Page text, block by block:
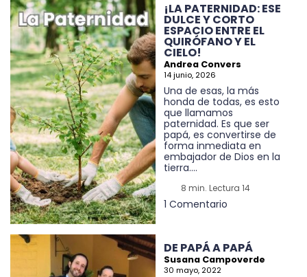
¡LA PATERNIDAD: ESE
DULCE Y CORTO
ESPACIO ENTRE EL
QUIRÓFANO Y EL
CIELO!
Andrea Convers
14 junio, 2026
Una de esas, la más
honda de todas, es esto
que llamamos
paternidad. Es que ser
papá, es convertirse de
forma inmediata en
embajador de Dios en la
tierra....
8 min. Lectura 14
1 Comentario
DE PAPÁ A PAPÁ
Susana Campoverde
30 mayo, 2022